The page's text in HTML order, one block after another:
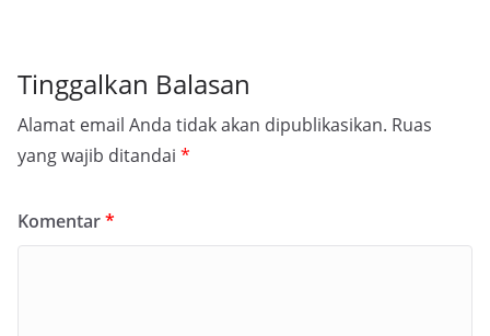
Tinggalkan Balasan
Alamat email Anda tidak akan dipublikasikan. Ruas
yang wajib ditandai *
Komentar*